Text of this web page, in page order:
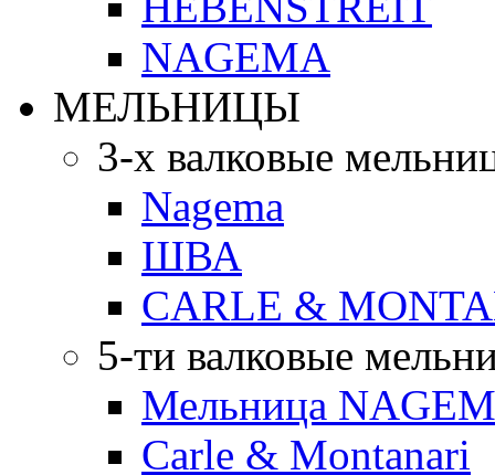
NAGEMA
МЕЛЬНИЦЫ
3-х валковые
Nagema
ШВА
CARLE &
5-ти валковые
Мельница
Carle & Montanari